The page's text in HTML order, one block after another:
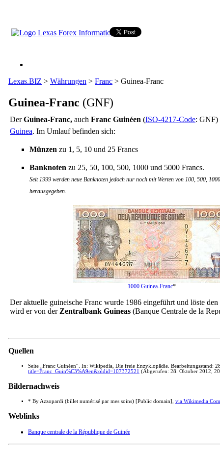
Lexas.BIZ > Währungen > Franc > Guinea-Franc
Guinea-Franc (GNF)
DerGuinea-Franc, auch Franc Guinéen (ISO-4217-Code: GNF)
Guinea. Im Umlauf befinden sich:
Münzen zu 1, 5, 10 und 25 Francs
Banknoten zu 25, 50, 100, 500, 1000 und 5000 Francs.
Seit 1999 werden neue Banknoten jedoch nur noch mit Werten von 100, 500,
herausgegeben.
1000 Guinea-Franc*
Der aktuelle guineische Franc wurde 1986 eingeführt und löste den
wird er von derZentralbank Guineas (Banque Centrale de la
Quellen
Seite „Franc Guinéen“. In: Wikipedia, Die freie Enzyklopädie. Bearbeitungsstand:
title=Franc_Guin%C3%A9en&oldid=107372521 (Abgerufen: 28. Oktober 2012,
Bildernachweis
* By Azzopardi (billet numérisé par mes soins) [Public domain], via Wikimedia
Weblinks
Banque centrale de la République de Guinée